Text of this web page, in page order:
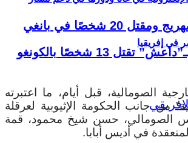
في إفريقيا
20 شخصًا في بانغي
جماعة مرتبطة بـ”داعش” تقتل 13 شخصًا بالكونغو
الصومالية، قبل أيام، ما اعتبرته
من جانب الحكومة الإثيوبية لعرقلة
الصومالي، حسن شيخ محمود، قمة
في أديس أبابا.